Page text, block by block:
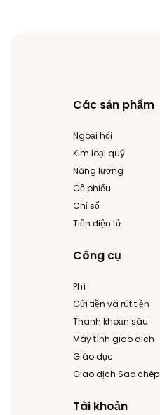
Các sản phẩm
Ngoại hối
Kim loại quý
Năng lượng
Cổ phiếu
Chỉ số
Tiền điện tử
Công cụ
Phí
Gửi tiền và rút tiền
Thanh khoản sâu
Máy tính giao dịch
Giáo dục
Giao dịch Sao chép
Tài khoản